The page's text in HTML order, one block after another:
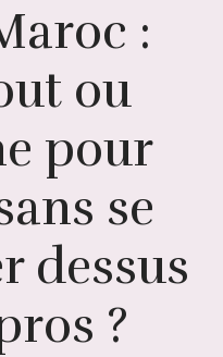
:
ou
pour
se
dessus
?